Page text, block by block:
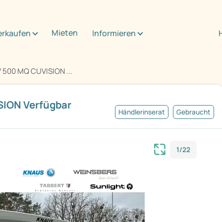
Mieten Informieren
MQ CUVISION ...
Verfügbar
Händlerinserat Gebraucht
1/22